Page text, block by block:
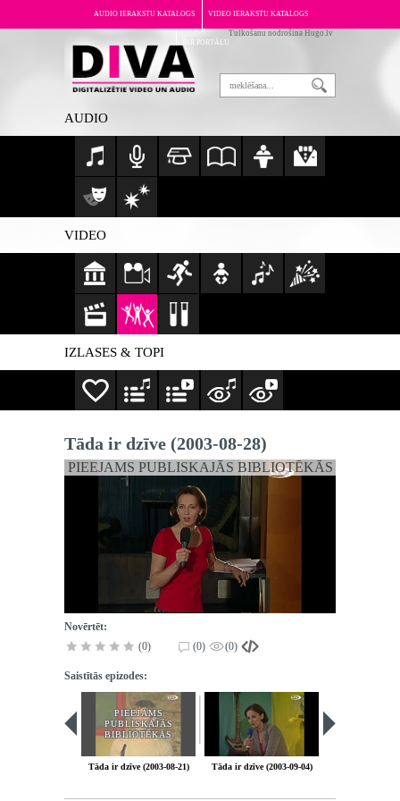
AUDIO IERAKSTU KATALOGS VIDEO IERAKSTU KATALOGS
PAR PORTĀLU
Tulkošanu nodrošina Hugo.lv
AUDIO
VIDEO
IZLASES & TOPI
Tāda ir dzīve (2003-08-28)
PIEEJAMS PUBLISKAJĀS BIBLIOTĒKĀS
Novērtēt:
(0)
(0) (0)
Saistītās epizodes:
PIEEJAMS
PUBLISKAJĀS
BIBLIOTĒKĀS
Tāda ir dzīve (2003-08-21) Tāda ir dzīve (2003-09-04)